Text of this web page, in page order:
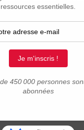
INSCRIPTION
2 janvier 2011
profil